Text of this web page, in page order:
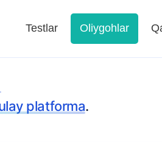
Testlar Oliygohlar
platforma.